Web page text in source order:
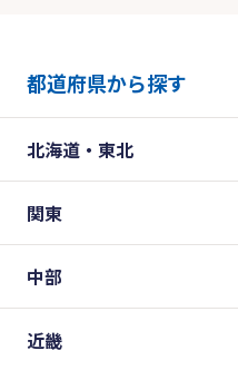
都道府県から探す
北海道・東北
関東
中部
近畿